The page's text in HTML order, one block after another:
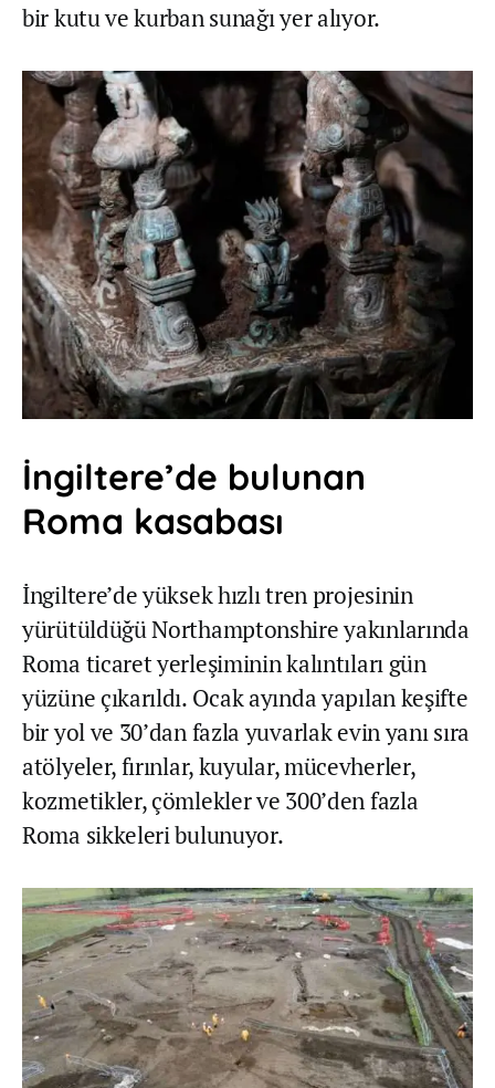
bir kutu ve kurban sunağı yer alıyor.
İngiltere’de bulunan
Roma kasabası
İngiltere’de yüksek hızlı tren projesinin
yürütüldüğü Northamptonshire yakınlarında
Roma ticaret yerleşiminin kalıntıları gün
yüzüne çıkarıldı. Ocak ayında yapılan keşifte
bir yol ve 30’dan fazla yuvarlak evin yanı sıra
atölyeler, fırınlar, kuyular, mücevherler,
kozmetikler, çömlekler ve 300’den fazla
Roma sikkeleri bulunuyor.